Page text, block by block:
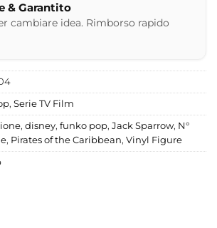
& Garantito
cambiare idea. Rimborso rapido
, Serie TV Film
, disney, funko pop, Jack Sparrow, N°
, Pirates of the Caribbean, Vinyl Figure